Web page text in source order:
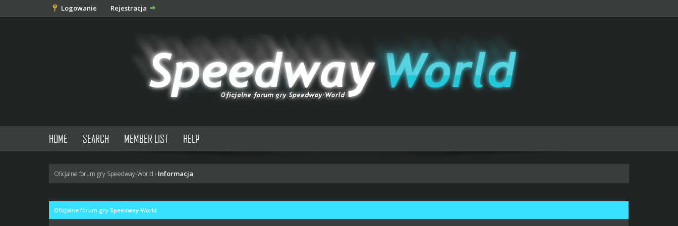
Logowanie Rejestracja
HOME SEARCH MEMBER LIST HELP
Oficjalne forum gry Speedway-World › Informacja
Oficjalne forum gry Speedway-World